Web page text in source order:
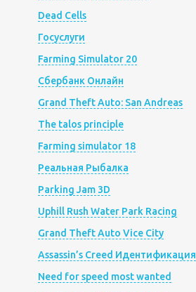
Dead Cells
Госуслуги
Farming Simulator 20
Сбербанк Онлайн
Grand Theft Auto: San Andreas
The talos principle
Farming simulator 18
Реальная Рыбалка
Parking Jam 3D
Uphill Rush Water Park Racing
Grand Theft Auto Vice City
Assassin’s Creed Идентификация
Need for speed most wanted